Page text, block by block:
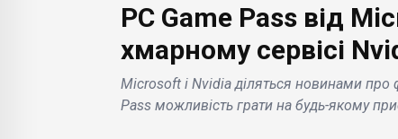
PC Game Pass від
хмарному сервісі
Microsoft і Nvidia діляться новинами
Pass можливість грати на будь-якому
БІЗНЕС НОВИНИ
Група готелів Five Hotels
and Resorts анонсує
новий сервіс оренди
розкішного приватного